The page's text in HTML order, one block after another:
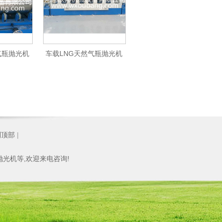
抛光机 车载LNG天然气瓶抛光机
部 |
光机等,欢迎来电咨询!